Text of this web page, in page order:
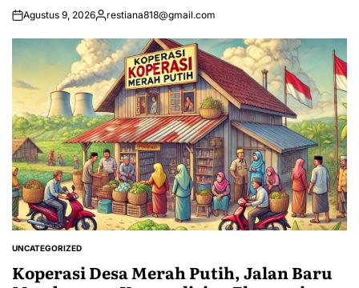
Agustus 9, 2026Posted
restiana818@gmail.com
POSTED
UNCATEGORIZED
Koperasi Desa Merah Putih, Jalan Baru